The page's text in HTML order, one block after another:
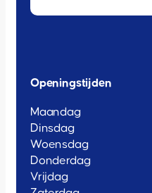
Openingstijden
Maandag
Dinsdag
Woensdag
Donderdag
Vrijdag